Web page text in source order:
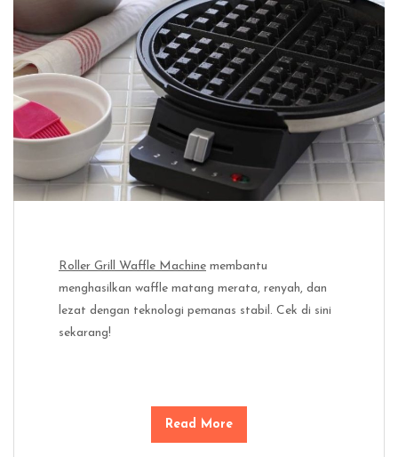
Roller Grill Waffle Machine membantu
menghasilkan waffle matang merata, renyah, dan
lezat dengan teknologi pemanas stabil. Cek di sini
sekarang!
Read More